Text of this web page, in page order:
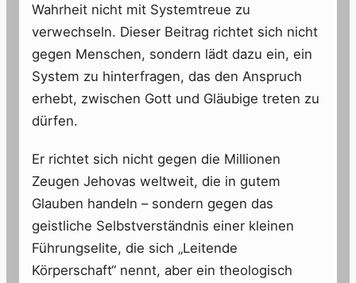
Wahrheit nicht mit Systemtreue zu
verwechseln. Dieser Beitrag richtet sich nicht
gegen Menschen, sondern lädt dazu ein, ein
System zu hinterfragen, das den Anspruch
erhebt, zwischen Gott und Gläubige treten zu
dürfen.
Er richtet sich nicht gegen die Millionen
Zeugen Jehovas weltweit, die in gutem
Glauben handeln – sondern gegen das
geistliche Selbstverständnis einer kleinen
Führungselite, die sich „Leitende
Körperschaft“ nennt, aber ein theologisch